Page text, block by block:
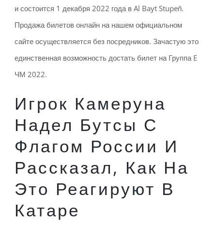
и состоится 1 декабря 2022 года в Al Bayt Stupeň.
Продажа билетов онлайн на нашем официальном
сайте осуществляется без посредников. Зачастую это
единственная возможность достать билет на Группа E
ЧМ 2022.
Игрок Камеруна
Надел Бутсы С
Флагом России И
Рассказал, Как На
Это Реагируют В
Катаре